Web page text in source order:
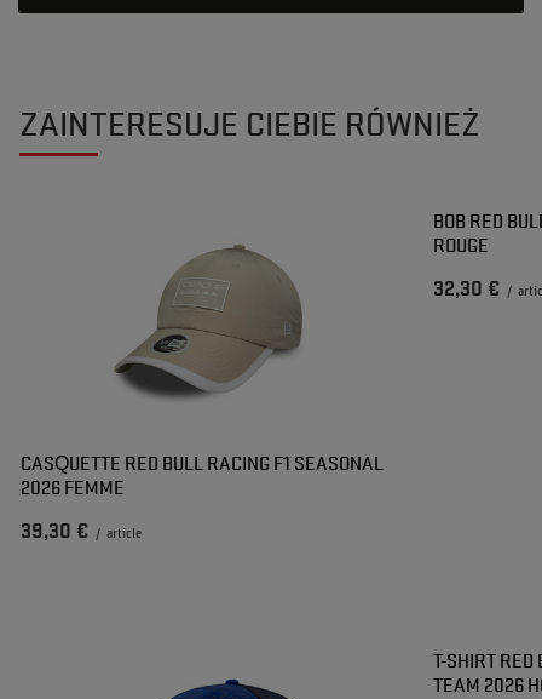
ZAINTERESUJE CIEBIE RÓWNIEŻ
CASQUETTE RED BULL RACING F1 SEASONAL
2026 FEMME
39,30 € / article
BOB RED
ROUGE
32,30 € /
T-SHIRT
TEAM 2026